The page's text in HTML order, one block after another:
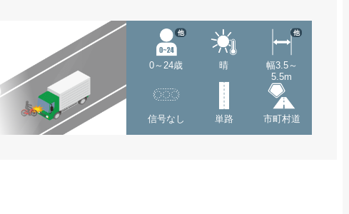
0～24歳
他
晴
幅3.5～
5.5m
他
信号なし 単路 市町村道